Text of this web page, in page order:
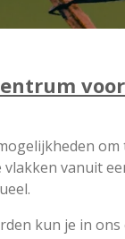
vanuit
kun je in